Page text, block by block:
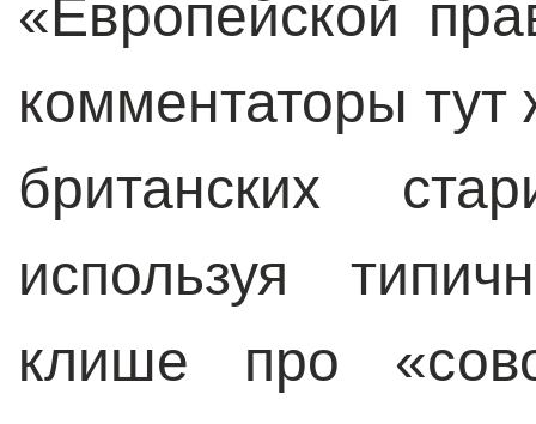
«Европейской
комментаторы тут
британских
используя
клише про